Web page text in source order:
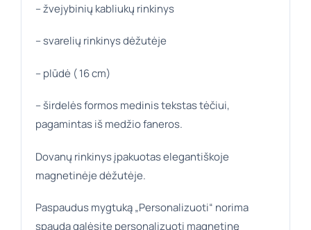
– žvejybinių kabliukų rinkinys
– svarelių rinkinys dėžutėje
– plūdė ( 16 cm)
– širdelės formos medinis tekstas tėčiui,
pagamintas iš medžio faneros.
Dovanų rinkinys įpakuotas elegantiškoje
magnetinėje dėžutėje.
Paspaudus mygtuką „Personalizuoti“ norima
spauda galėsite personalizuoti magnetinę